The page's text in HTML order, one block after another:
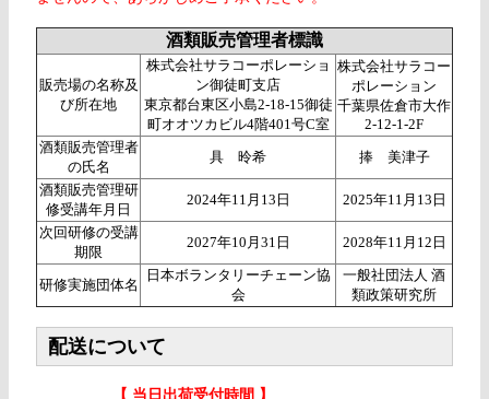
酒類販売管理者標識
販売場の名称及
び所在地
株式会社サラコーポレーショ
ン御徒町支店
東京都台東区小島2-18-15御徒
町オオツカビル4階401号C室
株式会社サラコー
ポレーション
千葉県佐倉市大作
2-12-1-2F
酒類販売管理者
の氏名
具 昤希
捧 美津子
酒類販売管理研
修受講年月日
2024年11月13日
2025年11月13日
次回研修の受講
期限
2027年10月31日 2028年11月12日
研修実施団体名
日本ボランタリーチェーン協
会
一般社団法人 酒
類政策研究所
配送について
【 当日出荷受付時間 】